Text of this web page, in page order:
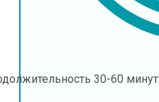
30-60 минут